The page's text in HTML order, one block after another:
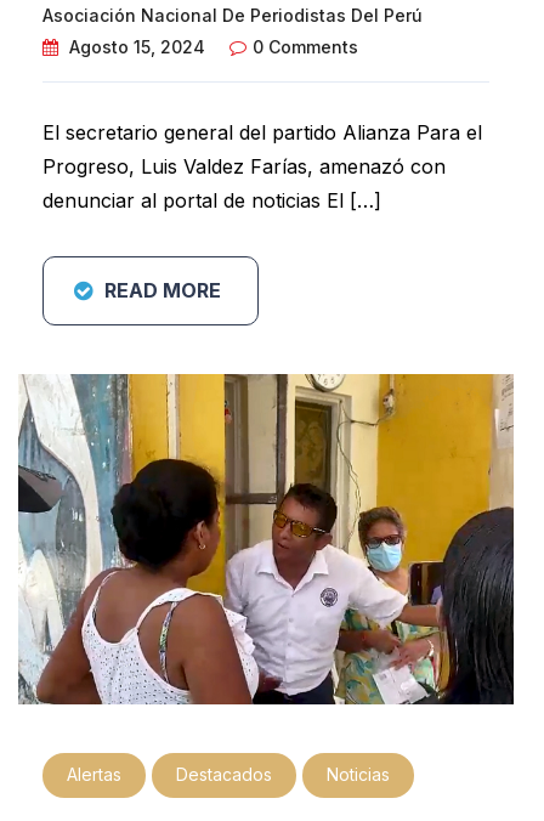
Asociación Nacional De Periodistas Del Perú
Agosto 15, 2024
0 Comments
El secretario general del partido Alianza Para el
Progreso, Luis Valdez Farías, amenazó con
denunciar al portal de noticias El […]
READ MORE
Alertas Destacados Noticias